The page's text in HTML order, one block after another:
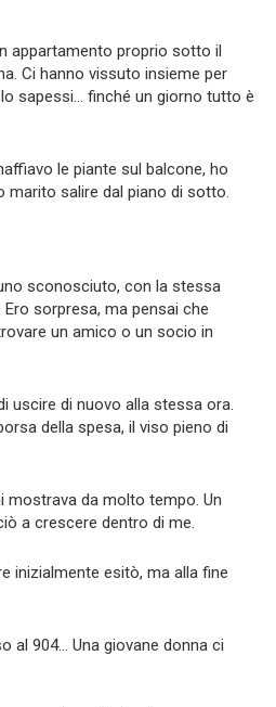
appartamento proprio sotto il
Ci hanno vissuto insieme per
sapessi… finché un giorno tutto è
le piante sul balcone, ho
marito salire dal piano di sotto.
sconosciuto, con la stessa
sorpresa, ma pensai che
un amico o un socio in
uscire di nuovo alla stessa ora.
della spesa, il viso pieno di
mostrava da molto tempo. Un
a crescere dentro di me.
inizialmente esitò, ma alla fine
al 904… Una giovane donna ci